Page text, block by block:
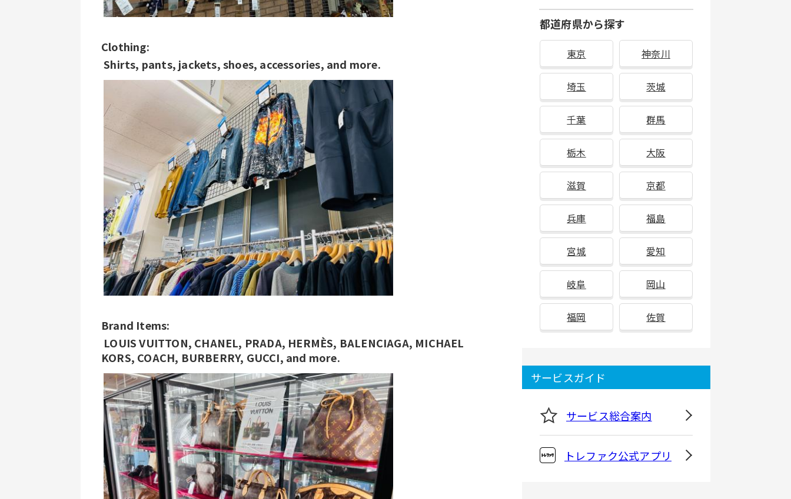
Clothing:
Shirts, pants, jackets, shoes, accessories, and more.
Brand Items:
KORS, COACH, BURBERRY, GUCCI, and more.
都道府県から探す
東京 神奈川
埼玉 茨城
千葉 群馬
栃木 大阪
滋賀 京都
兵庫 福島
宮城 愛知
岐阜 岡山
福岡 佐賀
サービスガイド
サービス総合案内
トレファク公式アプリ